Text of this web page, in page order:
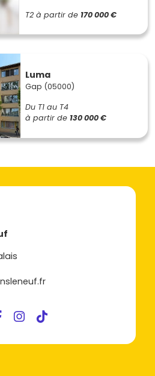
T2 à partir de 170 000 €
Luma
Gap (05000)
Du T1 au T4
à partir de 130 000 €